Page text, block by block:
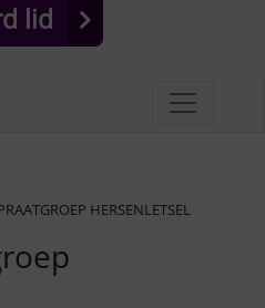
lid
HERSENLETSEL